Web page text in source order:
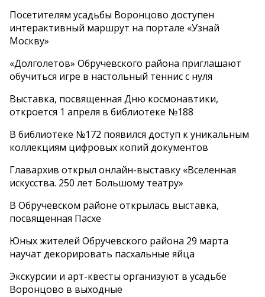
Посетителям усадьбы Воронцово доступен
интерактивный маршрут на портале «Узнай
Москву»
«Долголетов» Обручевского района приглашают
обучиться игре в настольный теннис с нуля
Выставка, посвященная Дню космонавтики,
откроется 1 апреля в библиотеке №188
В библиотеке №172 появился доступ к уникальным
коллекциям цифровых копий документов
Главархив открыл онлайн-выставку «Вселенная
искусства. 250 лет Большому театру»
В Обручевском районе открылась выставка,
посвященная Пасхе
Юных жителей Обручевского района 29 марта
научат декорировать пасхальные яйца
Экскурсии и арт-квесты организуют в усадьбе
Воронцово в выходные